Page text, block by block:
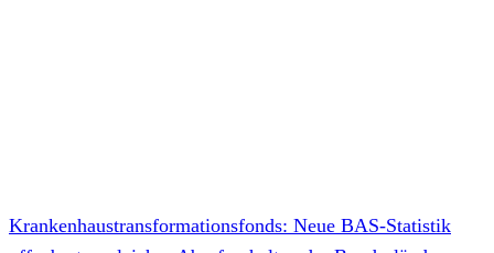
Krankenhaustransformationsfonds: Neue BAS-Statistik